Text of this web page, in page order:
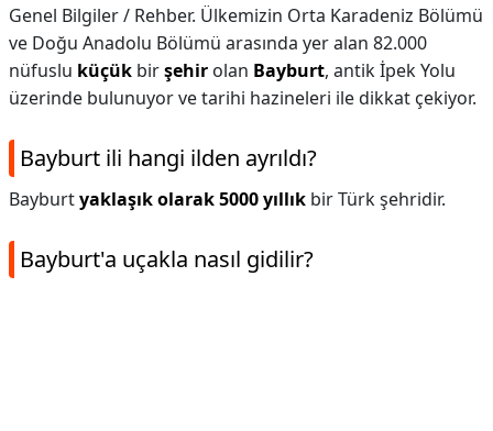
Genel Bilgiler / Rehber. Ülkemizin Orta Karadeniz Bölümü
ve Doğu Anadolu Bölümü arasında yer alan 82.000
nüfuslu küçük birşehir olan Bayburt, antik İpek Yolu
üzerinde bulunuyor ve tarihi hazineleri ile dikkat çekiyor.
Bayburt ili hangi ilden ayrıldı?
Bayburtyaklaşık olarak 5000 yıllık bir Türk şehridir.
Bayburt'a uçakla nasıl gidilir?